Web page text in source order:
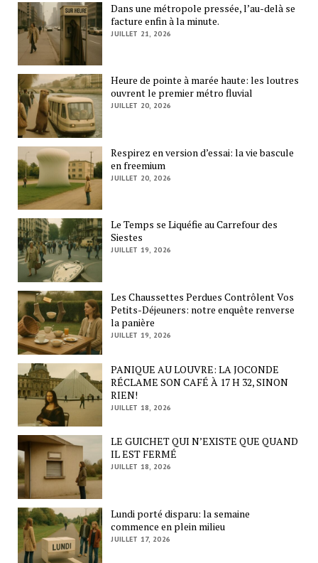
Dans une métropole pressée, l’au-delà se
facture enfin à la minute.
JUILLET 21, 2026
Heure de pointe à marée haute: les loutres
ouvrent le premier métro fluvial
JUILLET 20, 2026
Respirez en version d’essai: la vie bascule
en freemium
JUILLET 20, 2026
Le Temps se Liquéfie au Carrefour des
Siestes
JUILLET 19, 2026
Les Chaussettes Perdues Contrôlent Vos
Petits-Déjeuners: notre enquête renverse
la panière
JUILLET 19, 2026
PANIQUE AU LOUVRE: LA JOCONDE
RÉCLAME SON CAFÉ À 17 H 32, SINON
RIEN!
JUILLET 18, 2026
LE GUICHET QUI N’EXISTE QUE QUAND
IL EST FERMÉ
JUILLET 18, 2026
Lundi porté disparu: la semaine
commence en plein milieu
JUILLET 17, 2026